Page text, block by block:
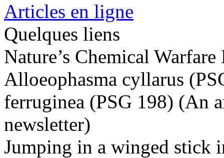
Articles en ligne
Quelques liens
Nature’s Chemical
Alloeophasma cyllarus
ferruginea (PSG 198) (An
newsletter)
Jumping in a winged stick